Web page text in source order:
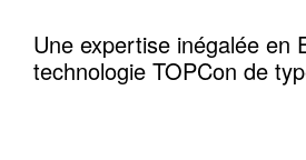
Une expertise inégalée en
technologie TOPCon de